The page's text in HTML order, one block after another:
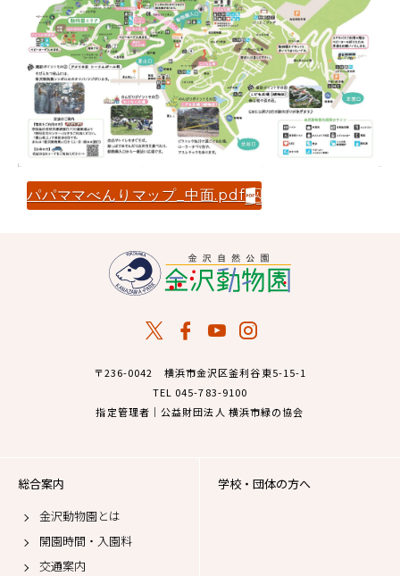
パパママべんりマップ_中面.pdf
〒236-0042 横浜市金沢区釜利谷東5-15-1
TEL 045-783-9100
指定管理者｜公益財団法人 横浜市緑の協会
総合案内
金沢動物園とは
開園時間・入園料
交通案内
学校・団体の方へ